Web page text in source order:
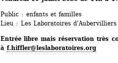
Public : enfants et familles
Lieu : Les Laboratoires d’Aubervilliers
Entrée libre mais réservation très
à f.hiffler@leslaboratoires.org